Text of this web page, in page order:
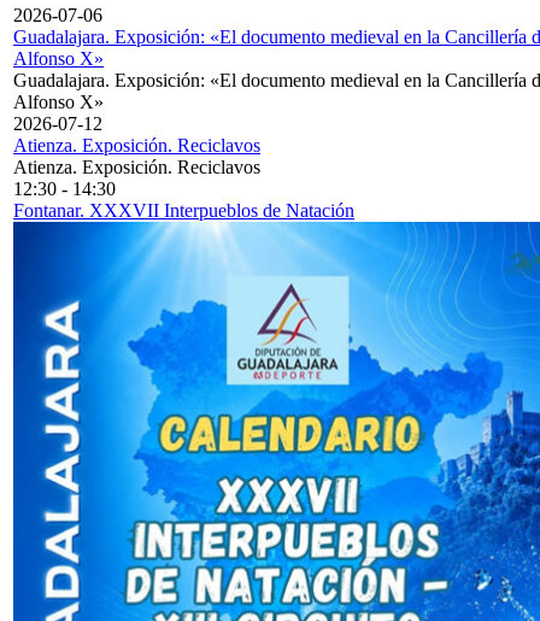
2026-07-06
Guadalajara. Exposición: «El documento medieval en la Cancillería
Alfonso X»
Guadalajara. Exposición: «El documento medieval en la Cancillería
Alfonso X»
2026-07-12
Atienza. Exposición. Reciclavos
Atienza. Exposición. Reciclavos
12:30 - 14:30
Fontanar. XXXVII Interpueblos de Natación